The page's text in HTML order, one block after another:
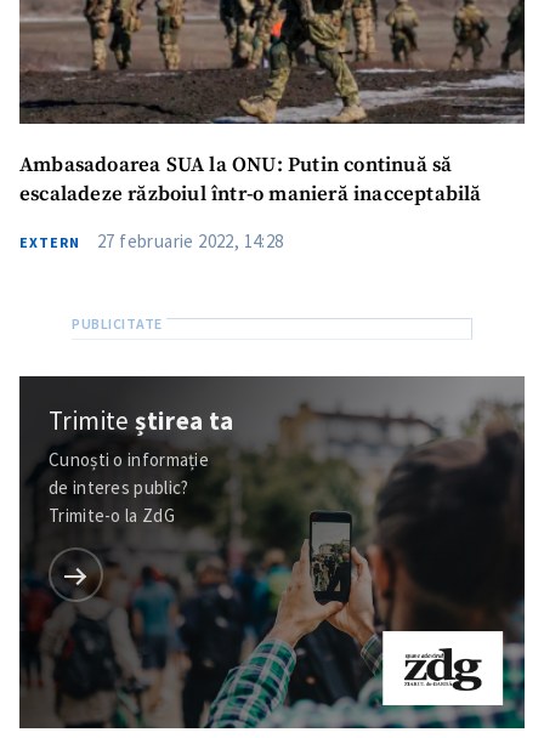
Ambasadoarea SUA la ONU: Putin continuă să
escaladeze războiul într-o manieră inacceptabilă
EXTERN 27 februarie 2022, 14:28
Trimiteștirea ta
Cunoști o informație
de interes public?
Trimite-o la ZdG
Mesajul știrei
+ Mesajul știrei
CONTACT SURSĂ
Sursă anonimă
Telefon
+ Telefon personal
Am citit și sunt de
acord cu politica de
confidențialitate
TRIMITE ȘTIREA